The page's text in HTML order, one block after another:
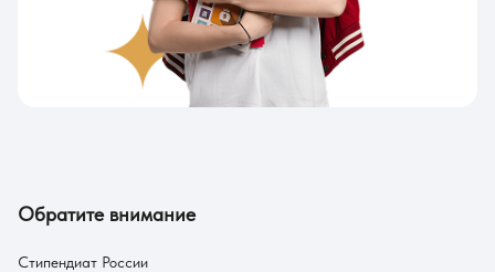
Обратите внимание
Стипендиат России